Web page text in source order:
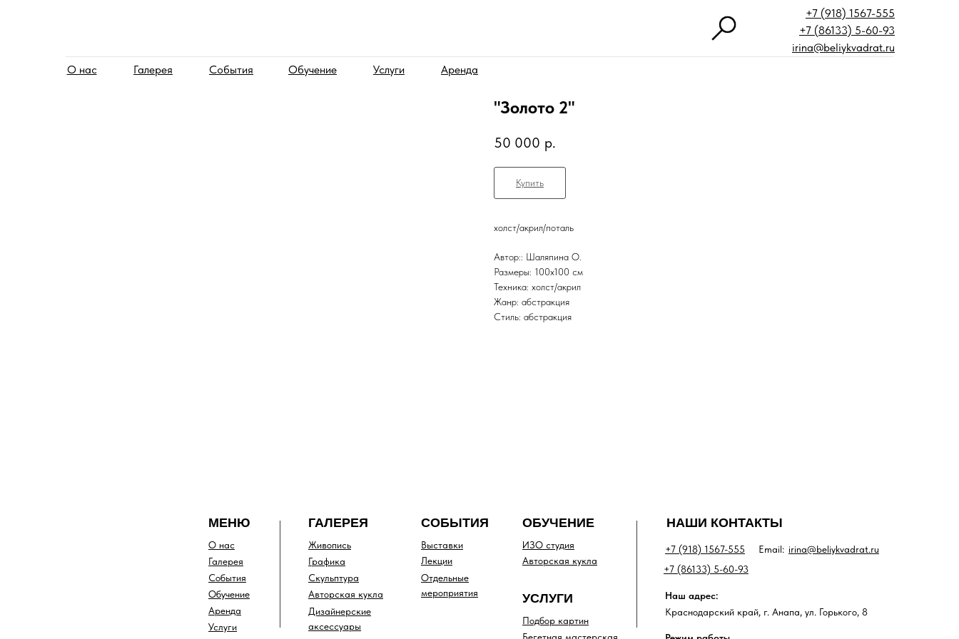
О нас События
Галерея Обучение
+7 (918) 1567-555
Услуги Аренда
+7 (86133) 5-60-93
irina@beliykvadrat.ru
"Золото 2"
50 000 р.
Купить
холст/акрил/поталь
Автор:: Шаляпина О.
Размеры: 100х100 см
Техника: холст/акрил
Жанр: абстракция
Стиль: абстракция
СОБЫТИЯ
УСЛУГИ
ОБУЧЕНИЕ
МЕНЮ
О нас
Галерея
События
Обучение
Аренда
Услуги
ГАЛЕРЕЯ
Живопись
Графика
Скульптура
Авторская кукла
Выставки
Лекции
Отдельные
мероприятия
ИЗО студия
Авторская кукла
Подбор картин
НАШИ КОНТАКТЫ
+7 (918) 1567-555
+7 (86133) 5-60-93
Наш адрес:
Краснодарский край, г. Анапа, ул. Горького, 8
irina@beliykvadrat.ru
Дизайнерские
аксессуары
Email: